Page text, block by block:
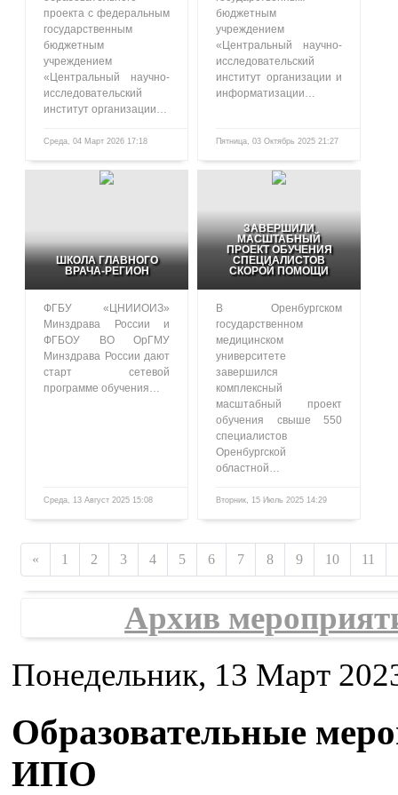
проекта с федеральным
государственным
бюджетным
учреждением
«Центральный научно-
исследовательский
институт организации…
Среда, 04 Март 2026 17:18
бюджетным
учреждением
«Центральный научно-
исследовательский
институт организации и
информатизации…
Пятница, 03 Октябрь 2025 21:27
ШКОЛА ГЛАВНОГО
ВРАЧА-РЕГИОН
ФГБУ «ЦНИИОИЗ»
Минздрава России и
ФГБОУ ВО ОрГМУ
Минздрава России дают
старт сетевой
программе обучения…
Среда, 13 Август 2025 15:08
ЗАВЕРШИЛИ
МАСШТАБНЫЙ
ПРОЕКТ ОБУЧЕНИЯ
СПЕЦИАЛИСТОВ
СКОРОЙ ПОМОЩИ
В Оренбургском
государственном
медицинском
университете
завершился
комплексный
масштабный проект
обучения свыше 550
специалистов
Оренбургской
областной…
Вторник, 15 Июль 2025 14:29
« 1 2 3 4 5 6 7 8 9 10 11
Архив
Понедельник, 13 Март
Образовательные
ИПО